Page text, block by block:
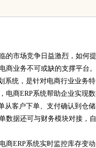
的市场竞争日益激烈，如何
商业务不可或缺的支撑平台。
系统，是针对电商行业业务
电商ERP系统帮助企业实现
从客户下单、支付确认到仓
数据还可与财务模块对接，
商ERP系统实时监控库存变
新典范